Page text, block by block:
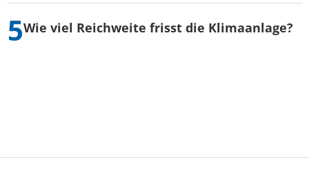
Wie viel Reichweite frisst die Klimaanlage?